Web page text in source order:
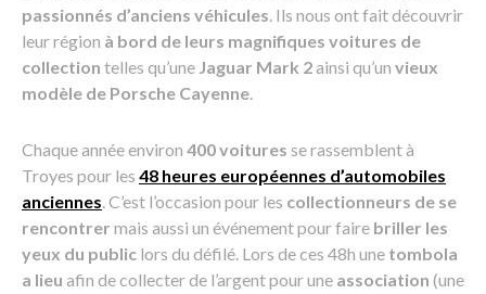
passionnés d’anciens véhicules. Ils nous ont fait découvrir
leur région à bord de leurs magnifiques voitures de
collection telles qu’une Jaguar Mark 2ainsi qu’un vieux
modèle de Porsche Cayenne.
Chaque année environ 400 voitures se rassemblent à
Troyes pour les 48 heures européennes d’automobiles
anciennes. C’est l’occasion pour les collectionneurs de se
rencontrer mais aussi un événement pour faire briller les
yeux du public lors du défilé. Lors de ces 48h une tombola
a lieu afin de collecter de l’argent pour une association (une